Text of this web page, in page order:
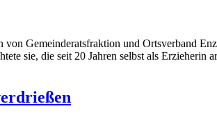
Gemeinderatsfraktion und Ortsverband
sie, die seit 20 Jahren selbst als